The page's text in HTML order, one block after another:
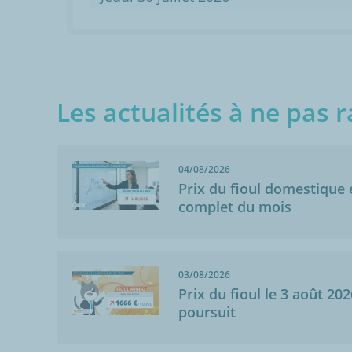
Les actualités à ne pas
04/08/2026
Prix du fioul domestique
complet du mois
03/08/2026
Prix du fioul le 3 août
poursuit
13/06/2013
Point(s)